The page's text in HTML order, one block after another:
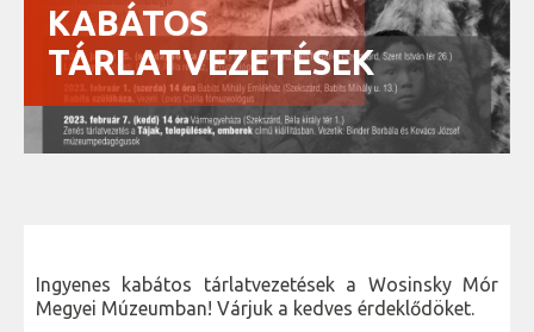
KABÁTOS
TÁRLATVEZETÉSEK
Ingyenes kabátos tárlatvezetések a Wosinsky Mór
Megyei Múzeumban! Várjuk a kedves érdeklődöket.